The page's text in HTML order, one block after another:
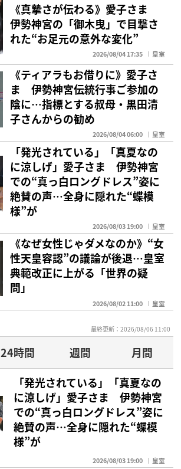
《真摯さが伝わる》愛子さま
伊勢神宮の「御木曳」で目撃さ
れた“お足元の意外な変化”
2026/08/04 17:35 皇室
《ティアラもお借りに》愛子さ
ま 伊勢神宮伝統行事ご参加の
陰に…指標とする叔母・黒田清
子さんからの勧め
2026/08/04 06:00 皇室
「発光されている」「真夏なの
に涼しげ」愛子さま 伊勢神宮
での“真っ白ロングドレス”姿に
絶賛の声…全身に隠れた“蝶模
様”が
2026/08/03 19:00 皇室
《なぜ女性じゃダメなのか》“女
性天皇容認”の議論が後退…皇室
典範改正に上がる「世界の疑
問」
2026/08/02 11:00 皇室
最終更新：2026/08/06 11:00
24時間 週間
月間
「発光されている」「真夏なの
に涼しげ」愛子さま 伊勢神宮
での“真っ白ロングドレス”姿に
絶賛の声…全身に隠れた“蝶模
様”が
2026/08/03 19:00 皇室